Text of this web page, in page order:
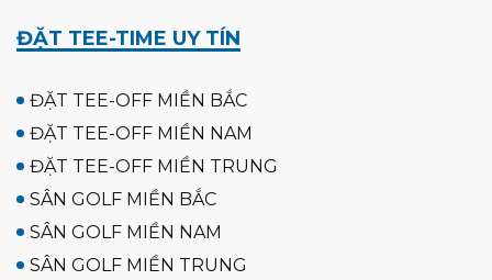
ĐẶT TEE-TIME UY TÍN
ĐẶT TEE-OFF MIỀN BẮC
ĐẶT TEE-OFF MIỀN NAM
ĐẶT TEE-OFF MIỀN TRUNG
SÂN GOLF MIỀN BẮC
SÂN GOLF MIỀN NAM
SÂN GOLF MIỀN TRUNG